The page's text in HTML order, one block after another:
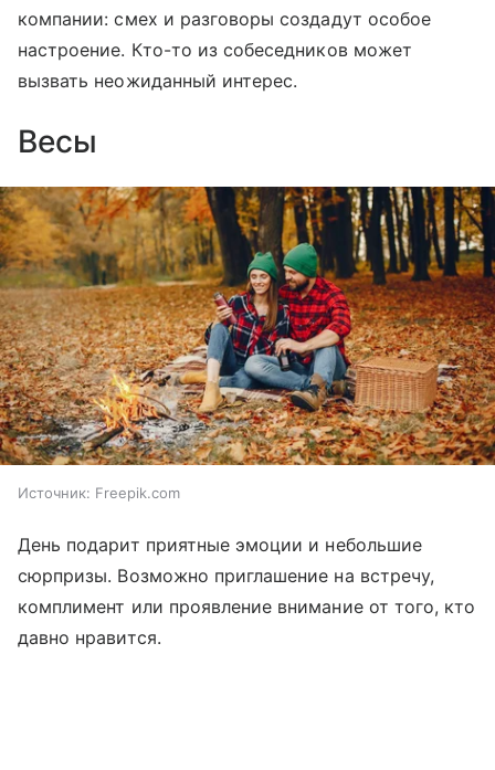
компании: смех и разговоры создадут особое
настроение. Кто-то из собеседников может
вызвать неожиданный интерес.
Весы
Источник: Freepik.com
День подарит приятные эмоции и небольшие
сюрпризы. Возможно приглашение на встречу,
комплимент или проявление внимание от того, кто
давно нравится.